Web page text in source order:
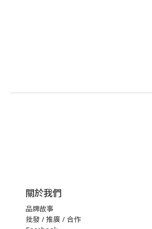
關於我們
品牌故事
批發 / 推廣 / 合作